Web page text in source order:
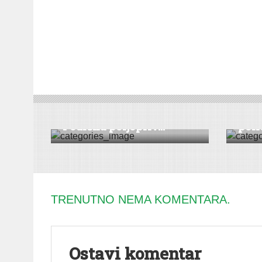
MITROVICA
Podrška poljopriv...
TRENUTNO NEMA KOMENTARA.
Ostavi komentar